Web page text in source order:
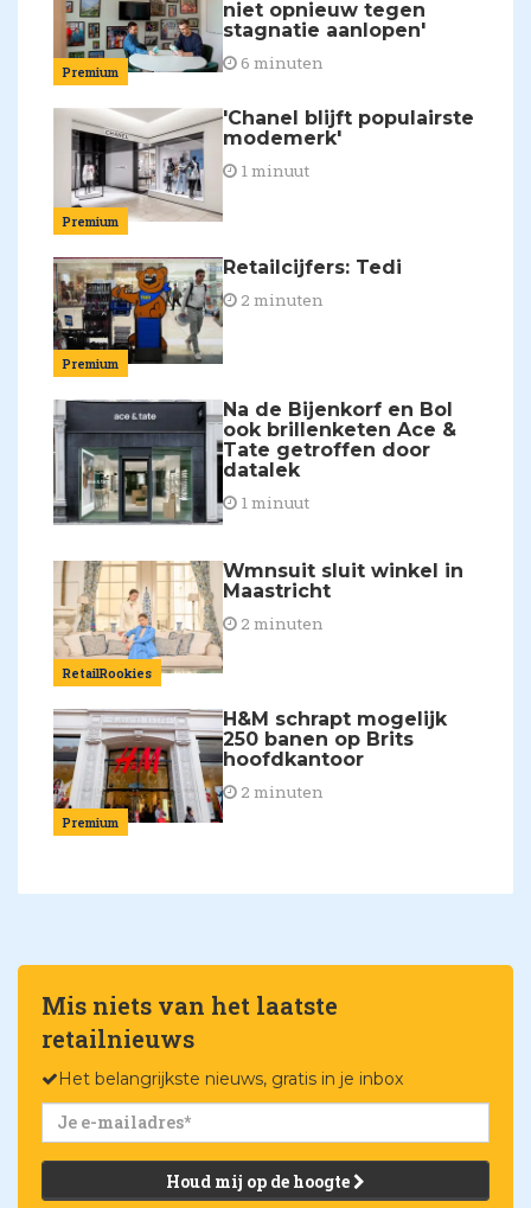
Premium
niet opnieuw tegen
stagnatie aanlopen'
6 minuten
Premium
'Chanel blijft populairste
modemerk'
1 minuut
Premium
Retailcijfers: Tedi
2 minuten
Na de Bijenkorf en Bol
ook brillenketen Ace &
Tate getroffen door
datalek
1 minuut
RetailRookies
Wmnsuit sluit winkel in
Maastricht
2 minuten
Premium
H&M schrapt mogelijk
250 banen op Brits
hoofdkantoor
2 minuten
Mis niets van het laatste
retailnieuws
Het belangrijkste nieuws, gratis in je inbox
Houd mij op de hoogte